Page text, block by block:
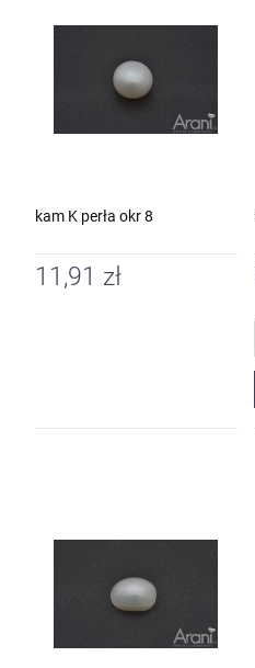
kam K perła okr 8
11,91 zł